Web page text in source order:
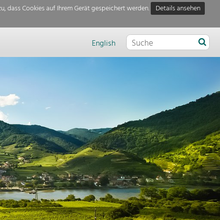
dass Cookies auf Ihrem Gerät gespeichert werden.
Details ansehen
English